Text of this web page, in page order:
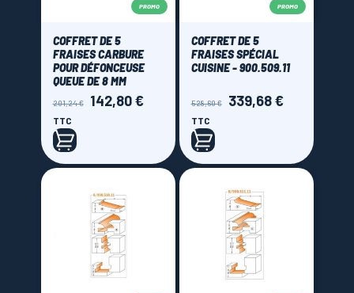
PROMO
COFFRET DE 5
FRAISES CARBURE
POUR DÉFONCEUSE
QUEUE DE 8 MM
Prix
de
base
201,24 € Prix
142,80 €
TTC
PROMO
COFFRET DE 5
FRAISES SPÉCIAL
CUISINE - 900.509.11
Prix
de
base
528,60 € Prix
339,68 €
TTC